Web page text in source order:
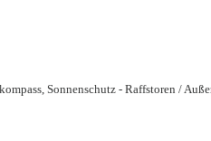
Sonnenschutz - Raffstoren /